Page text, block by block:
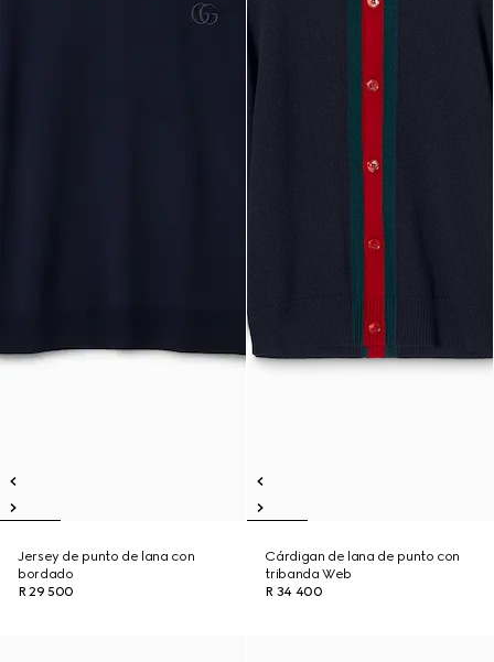
Jersey de punto de lana con
bordado
R 29 500
Cárdigan de lana de punto con
tribanda Web
R 34 400